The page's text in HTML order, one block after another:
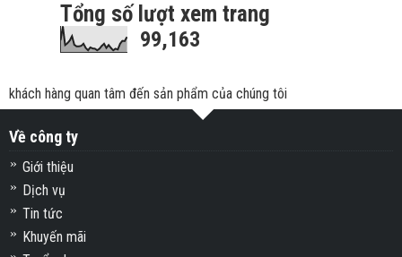
Tổng số lượt xem trang
99,163
khách hàng quan tâm đến sản phẩm của chúng tôi
Về công ty
Giới thiệu
Dịch vụ
Tin tức
Khuyến mãi